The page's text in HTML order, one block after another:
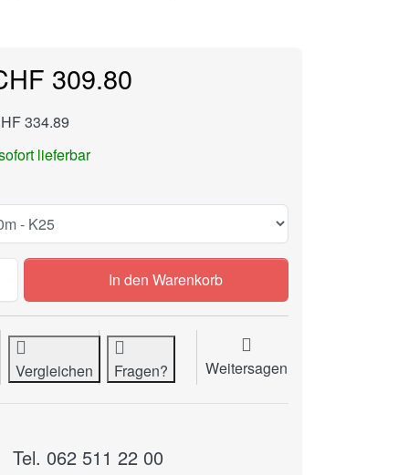
309.80
334.89
lieferbar
Rollenlaminierfolie, Gloss, 250 My zu CHF 309.80, Menge
In den Warenkorb
Vergleichen Fragen? Weitersagen
Tel. 062 511 22 00